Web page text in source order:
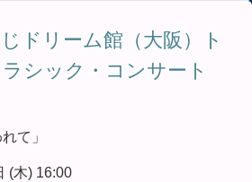
ドリーム館（大阪）ト
シック・コンサート
れて」
(木) 16:00